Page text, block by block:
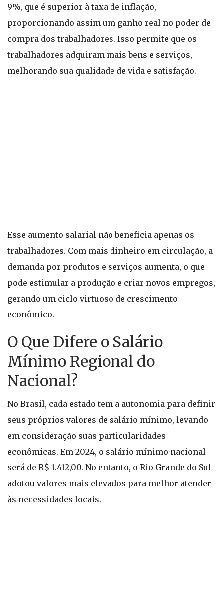
9%, que é superior à taxa de inflação,
proporcionando assim um ganho real no poder de
compra dos trabalhadores. Isso permite que os
trabalhadores adquiram mais bens e serviços,
melhorando sua qualidade de vida e satisfação.
Esse aumento salarial não beneficia apenas os
trabalhadores. Com mais dinheiro em circulação, a
demanda por produtos e serviços aumenta, o que
pode estimular a produção e criar novos empregos,
gerando um ciclo virtuoso de crescimento
econômico.
O Que Difere o Salário
Mínimo Regional do
Nacional?
No Brasil, cada estado tem a autonomia para definir
seus próprios valores de salário mínimo, levando
em consideração suas particularidades
econômicas. Em 2024, o salário mínimo nacional
será de R$ 1.412,00. No entanto, o Rio Grande do Sul
adotou valores mais elevados para melhor atender
às necessidades locais.